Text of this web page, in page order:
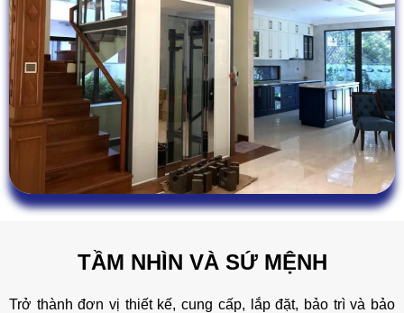
TẦM NHÌN VÀ SỨ MỆNH
Trở thành đơn vị thiết kế, cung cấp, lắp đặt, bảo trì và bảo